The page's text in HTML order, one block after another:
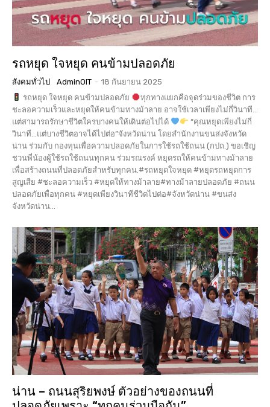
รถหยุด ใจหยุด คนข้ามปลอดภัย
สังคมทั่วไป AdminOIT - 18 กันยายน 2025
รถหยุด ใจหยุด คนข้ามปลอดภัย
ทุกทางแยกคือจุดร่วมของชีวิต การ
ชะลอความเร็วและหยุดให้คนข้ามทางม้าลาย อาจใช้เวลาเพียงไม่กี่วินาที...
แต่สามารถรักษาชีวิตใครบางคนให้เดินต่อไปได้
“คุณหยุดเพียงไม่กี่
วินาที…แต่บางชีวิตอาจได้ไปต่อ”จังหวัดน่าน โดยสำนักงานขนส่งจังหวัด
น่าน ร่วมกับ กองทุนเพื่อความปลอดภัยในการใช้รถใช้ถนน (กปถ.) ขอเชิญ
ชวนพี่น้องผู้ใช้รถใช้ถนนทุกคน ร่วมรณรงค์ หยุดรถให้คนข้ามทางม้าลาย
เพื่อสร้างถนนที่ปลอดภัยสำหรับทุกคน.#รถหยุดใจหยุด #หยุดรถหยุดการ
สูญเสีย #ชะลอความเร็ว #หยุดให้ทางม้าลาย#ทางม้าลายปลอดภัย #ถนน
ปลอดภัยเพื่อทุกคน #หยุดเพียงวินาทีชีวิตไปต่อ#จังหวัดน่าน #ขนส่ง
จังหวัดน่าน...
น่าน – ถนนสุริยพงษ์ ตัวอย่างของถนนที่